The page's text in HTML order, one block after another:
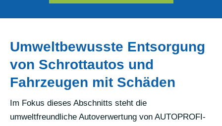
Umweltbewusste Entsorgung
von Schrottautos und
Fahrzeugen mit Schäden
Im Fokus dieses Abschnitts steht die
umweltfreundliche Autoverwertung von AUTOPROFI-